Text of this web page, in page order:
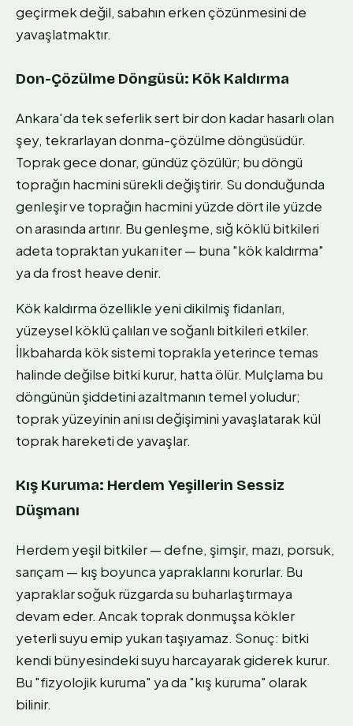
geçirmek değil, sabahın erken çözünmesini de
yavaşlatmaktır.
Don-Çözülme Döngüsü: Kök Kaldırma
Ankara'da tek seferlik sert bir don kadar hasarlı olan
şey, tekrarlayan donma-çözülme döngüsüdür.
Toprak gece donar, gündüz çözülür; bu döngü
toprağın hacmini sürekli değiştirir. Su donduğunda
genleşir ve toprağın hacmini yüzde dört ile yüzde
on arasında artırır. Bu genleşme, sığ köklü bitkileri
adeta topraktan yukarı iter — buna "kök kaldırma"
ya da frost heave denir.
Kök kaldırma özellikle yeni dikilmiş fidanları,
yüzeysel köklü çalıları ve soğanlı bitkileri etkiler.
İlkbaharda kök sistemi toprakla yeterince temas
halinde değilse bitki kurur, hatta ölür. Mulçlama bu
döngünün şiddetini azaltmanın temel yoludur;
toprak yüzeyinin ani ısı değişimini yavaşlatarak kül
toprak hareketi de yavaşlar.
Kış Kuruma: Herdem Yeşillerin Sessiz
Düşmanı
Herdem yeşil bitkiler — defne, şimşir, mazı, porsuk,
sarıçam — kış boyunca yapraklarını korurlar. Bu
yapraklar soğuk rüzgarda su buharlaştırmaya
devam eder. Ancak toprak donmuşsa kökler
yeterli suyu emip yukarı taşıyamaz. Sonuç: bitki
kendi bünyesindeki suyu harcayarak giderek kurur.
Bu "fizyolojik kuruma" ya da "kış kuruma" olarak
bilinir.